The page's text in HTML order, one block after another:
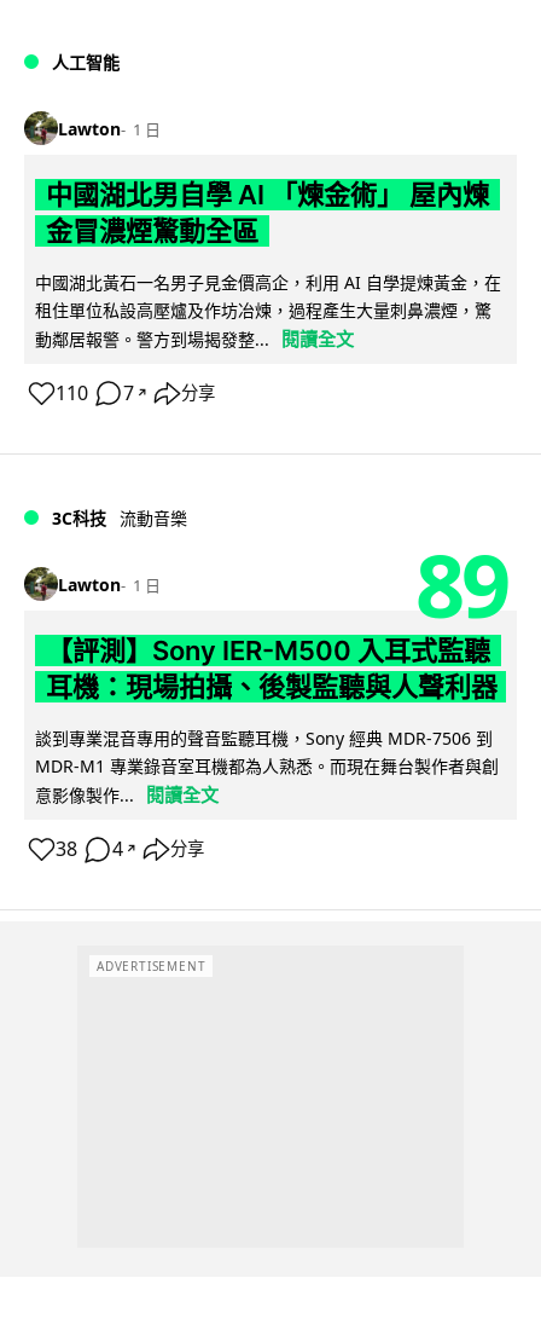
人工智能
Lawton 1 日
中國湖北男自學 AI 「煉金術」 屋內煉
金冒濃煙驚動全區
中國湖北黃石一名男子見金價高企，利用 AI 自學提煉黃金，在
租住單位私設高壓爐及作坊冶煉，過程產生大量刺鼻濃煙，驚
動鄰居報警。警方到場揭發整...
閱讀全文
110 7 ↗ 分享
3C科技 流動音樂
Lawton 1 日 89
【評測】Sony IER-M500 入耳式監聽
耳機：現場拍攝、後製監聽與人聲利器
談到專業混音專用的聲音監聽耳機，Sony 經典 MDR-7506 到
MDR-M1 專業錄音室耳機都為人熟悉。而現在舞台製作者與創
意影像製作...
閱讀全文
38 4 ↗ 分享
ADVERTISEMENT